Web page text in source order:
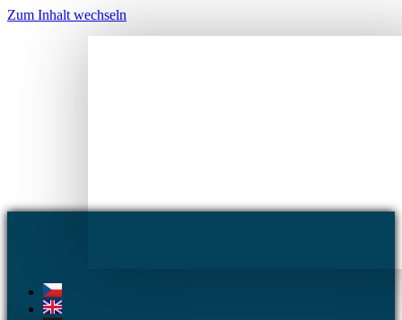
Zum Inhalt wechseln